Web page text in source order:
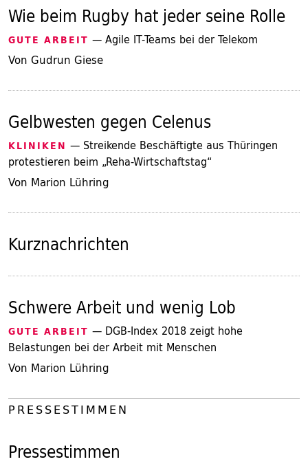
Wie beim Rugby hat jeder seine Rolle
GUTE ARBEIT — Agile IT-Teams bei der Telekom
Von Gudrun Giese
Gelbwesten gegen Celenus
KLINIKEN — Streikende Beschäftigte aus Thüringen
protestieren beim „Reha-Wirtschaftstag“
Von Marion Lühring
Kurznachrichten
Schwere Arbeit und wenig Lob
GUTE ARBEIT — DGB-Index 2018 zeigt hohe
Belastungen bei der Arbeit mit Menschen
Von Marion Lühring
PRESSESTIMMEN
Pressestimmen